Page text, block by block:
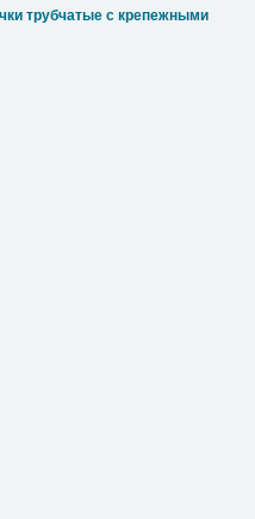
трубчатые с крепежными